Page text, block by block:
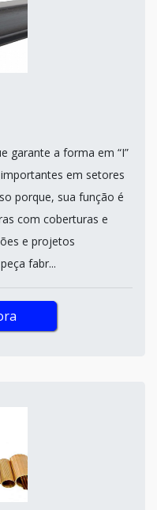
garante a forma em “I”
em setores
porque, sua função é
com coberturas e
e projetos
fabr...